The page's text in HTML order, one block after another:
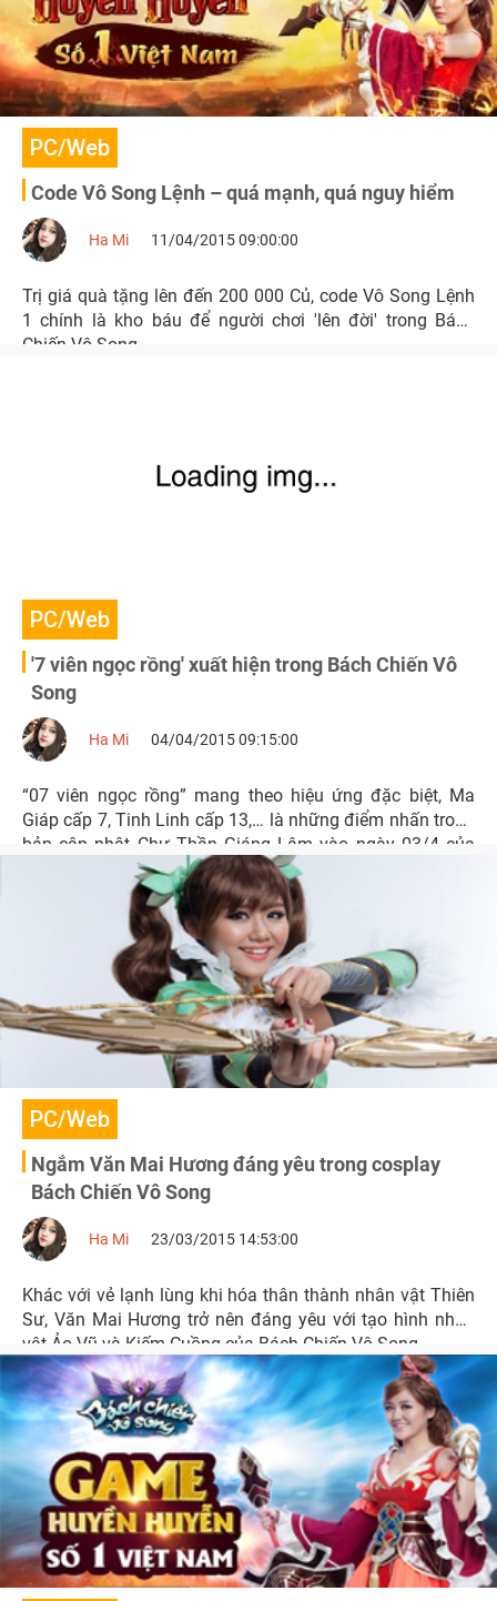
PC/Web
Code Vô Song Lệnh – quá mạnh, quá nguy hiểm
Ha Mi 11/04/2015 09:00:00
Trị giá quà tặng lên đến 200 000 Củ, code Vô Song Lệnh
1 chính là kho báu để người chơi 'lên đời' trong Bách
Chiến Vô Song.
PC/Web
'7 viên ngọc rồng' xuất hiện trong Bách Chiến Vô
Song
Ha Mi 04/04/2015 09:15:00
“07 viên ngọc rồng” mang theo hiệu ứng đặc biệt, Ma
Giáp cấp 7, Tinh Linh cấp 13,… là những điểm nhấn trong
bản cập nhật Chư Thần Giáng Lâm vào ngày 03/4 của
Bách Chiến Vô Song.
PC/Web
Ngắm Văn Mai Hương đáng yêu trong cosplay
Bách Chiến Vô Song
Ha Mi 23/03/2015 14:53:00
Khác với vẻ lạnh lùng khi hóa thân thành nhân vật Thiên
Sư, Văn Mai Hương trở nên đáng yêu với tạo hình nhân
vật Ảo Vũ và Kiếm Cuồng của Bách Chiến Vô Song.